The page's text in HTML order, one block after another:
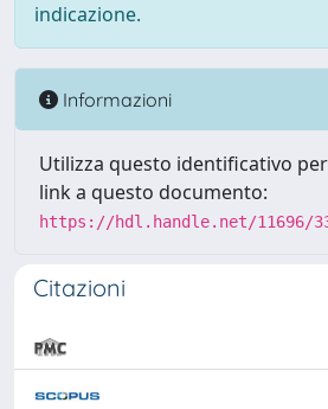
indicazione.
Informazioni
Utilizza questo identificativo
link a questo documento:
https://hdl.handle.net/11696/
Citazioni